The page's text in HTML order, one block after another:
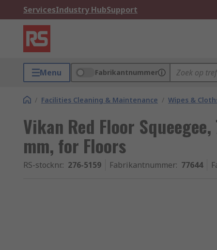
ServicesIndustry HubSupport
Menu Fabrikantnummer
/ Facilities Cleaning & Maintenance / Wipes &
Vikan Red Floor
mm, for Floors
RS-stocknr.: 276-5159 Fabrikantnummer: 77644